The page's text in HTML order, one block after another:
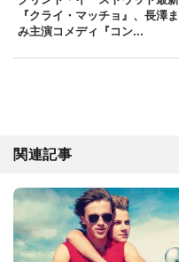
『クライ・マッチョ』、長澤
み主演コメディ『コン...
関連記事